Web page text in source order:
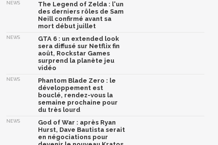
NEWS
The Legend of Zelda : l'un
des derniers rôles de Sam
Neill confirmé avant sa
mort début juillet
NEWS
GTA 6 : un extended look
sera diffusé sur Netflix fin
août, Rockstar Games
surprend la planète jeu
vidéo
NEWS
Phantom Blade Zero : le
développement est
bouclé, rendez-vous la
semaine prochaine pour
du très lourd
NEWS
God of War : après Ryan
Hurst, Dave Bautista serait
en négociations pour